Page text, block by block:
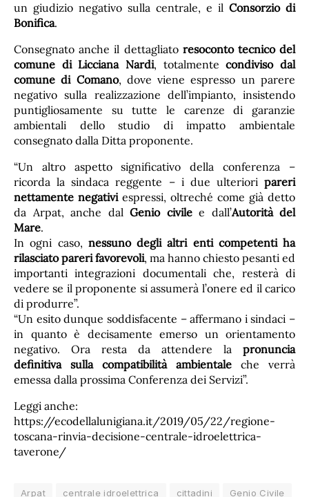
un giudizio negativo sulla centrale, e il Consorzio di
Bonifica.
Consegnato anche il dettagliato resoconto tecnico del
comune di Licciana Nardi, totalmentecondiviso dal
comune di Comano, dove viene espresso un parere
negativo sulla realizzazione dell’impianto, insistendo
puntigliosamente su tutte le carenze di garanzie
ambientali dello studio di impatto ambientale
consegnato dalla Ditta proponente.
“Un altro aspetto significativo della conferenza –
ricorda la sindaca reggente – i due ulteriori pareri
nettamente negativiespressi, oltreché come già detto
da Arpat, anche dal Genio civilee dall’Autorità del
Mare.
In ogni caso, nessuno degli altri enti competenti ha
rilasciato pareri favorevoli, ma hanno chiesto pesanti ed
importanti integrazioni documentali che, resterà di
vedere se il proponente si assumerà l’onere ed il carico
di produrre”.
“Un esito dunque soddisfacente – affermano i sindaci –
in quanto è decisamente emerso un orientamento
negativo. Ora resta da attendere la pronuncia
definitiva sulla compatibilità ambientale che verrà
emessa dalla prossima Conferenza dei Servizi”.
Leggi anche:
https://ecodellalunigiana.it/2019/05/22/regione-
toscana-rinvia-decisione-centrale-idroelettrica-
taverone/
Arpat centrale idroelettrica cittadini Genio Civile